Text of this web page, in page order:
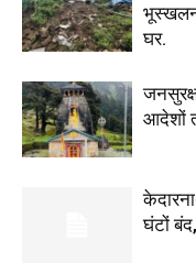
भूस्खलन
घर.
आदेशों
घंटों